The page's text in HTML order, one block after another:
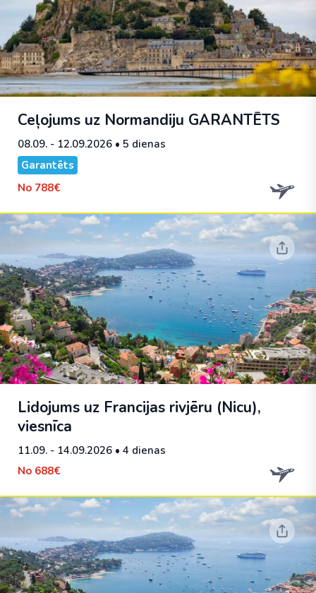
Ceļojums uz Normandiju GARANTĒTS
08.09. - 12.09.2026 • 5 dienas
Garantēts
No 788€
Lidojums uz Francijas rivjēru (Nicu),
viesnīca
11.09. - 14.09.2026 • 4 dienas
No 688€